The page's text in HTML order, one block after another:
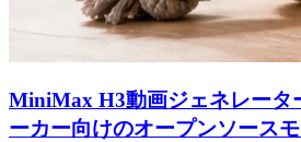
MiniMax H3動画ジェネレータ
ーカー向けのオープンソース